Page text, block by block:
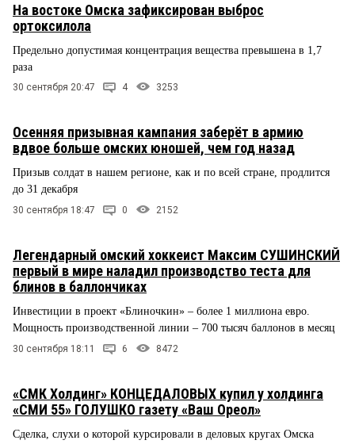
На востоке Омска зафиксирован выброс
ортоксилола
Предельно допустимая концентрация вещества превышена в 1,7
раза
30 сентября 20:47 4 3253
Осенняя призывная кампания заберёт в армию
вдвое больше омских юношей, чем год назад
Призыв солдат в нашем регионе, как и по всей стране, продлится
до 31 декабря
30 сентября 18:47 0 2152
Легендарный омский хоккеист Максим СУШИНСКИЙ
первый в мире наладил производство теста для
блинов в баллончиках
Инвестиции в проект «Блиночкин» – более 1 миллиона евро.
Мощность производственной линии – 700 тысяч баллонов в месяц
30 сентября 18:11 6 8472
«СМК Холдинг» КОНЦЕДАЛОВЫХ купил у холдинга
«СМИ 55» ГОЛУШКО газету «Ваш Ореол»
Сделка, слухи о которой курсировали в деловых кругах Омска